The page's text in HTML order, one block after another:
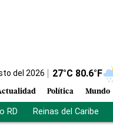
del 2026 27°C 80.6°F
Política Mundo
RD Reinas del Caribe